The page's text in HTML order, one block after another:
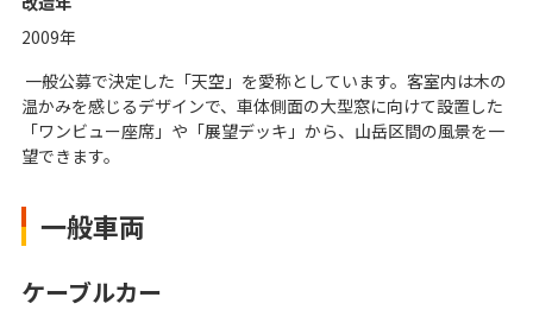
2009年
一般公募で決定した「天空」を愛称としています。客室内は木の
温かみを感じるデザインで、車体側面の大型窓に向けて設置した
「ワンビュー座席」や「展望デッキ」から、山岳区間の風景を一
望できます。
一般車両
ケーブルカー